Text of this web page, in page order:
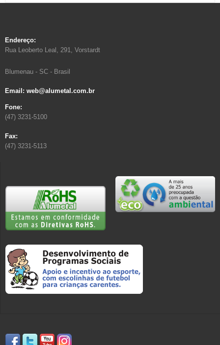
Endereço:
Rua Leoberto Leal, 291, Vorstardt
Blumenau - SC - Brasil
Email: web@alumetal.com.br
Fone:
(47) 3231-5100
Fax:
(47) 3231-5113